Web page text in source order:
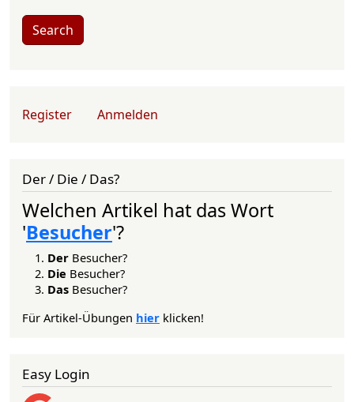
Search
User account menu
Register Anmelden
Der / Die / Das?
Welchen Artikel hat das Wort
'Besucher'?
Der Besucher?
Die Besucher?
Das Besucher?
Für Artikel-Übungen hier klicken!
Easy Login